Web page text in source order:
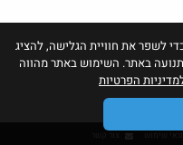
לשפר את חוויית הגלישה, להציג
באתר. השימוש באתר מהווה
הפרטיות